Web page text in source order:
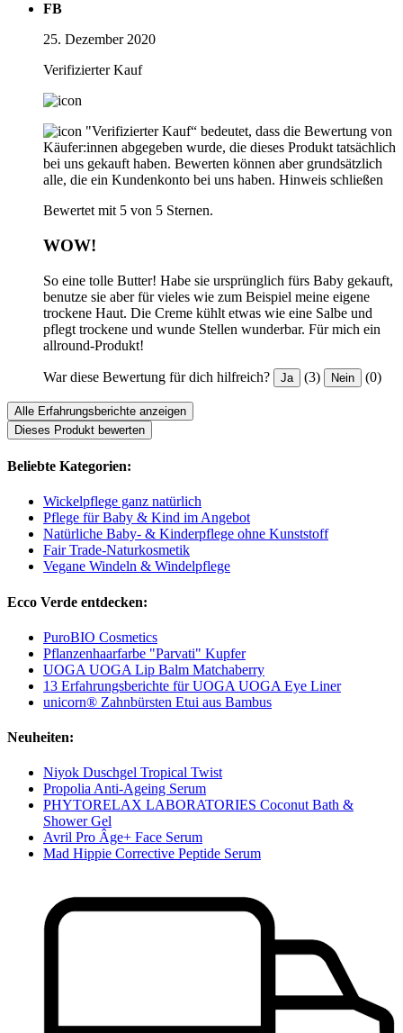
FB
25. Dezember 2020
Verifizierter Kauf
"Verifizierter Kauf“ bedeutet, dass die Bewertung von
Käufer:innen abgegeben wurde, die dieses Produkt tatsächlich
bei uns gekauft haben. Bewerten können aber grundsätzlich
alle, die ein Kundenkonto bei uns haben. Hinweis schließen
Bewertet mit 5 von 5 Sternen.
WOW!
So eine tolle Butter! Habe sie ursprünglich fürs Baby gekauft,
benutze sie aber für vieles wie zum Beispiel meine eigene
trockene Haut. Die Creme kühlt etwas wie eine Salbe und
pflegt trockene und wunde Stellen wunderbar. Für mich ein
allround-Produkt!
War diese Bewertung für dich hilfreich? Ja (3) Nein (0)
Alle Erfahrungsberichte anzeigen
Dieses Produkt bewerten
Beliebte Kategorien:
Wickelpflege ganz natürlich
Pflege für Baby & Kind im Angebot
Natürliche Baby- & Kinderpflege ohne Kunststoff
Fair Trade-Naturkosmetik
Vegane Windeln & Windelpflege
Ecco Verde entdecken:
PuroBIO Cosmetics
Pflanzenhaarfarbe "Parvati" Kupfer
UOGA UOGA Lip Balm Matchaberry
13 Erfahrungsberichte für UOGA UOGA Eye Liner
unicorn® Zahnbürsten Etui aus Bambus
Neuheiten:
Niyok Duschgel Tropical Twist
Propolia Anti-Ageing Serum
PHYTORELAX LABORATORIES Coconut Bath &
Shower Gel
Avril Pro Âge+ Face Serum
Mad Hippie Corrective Peptide Serum